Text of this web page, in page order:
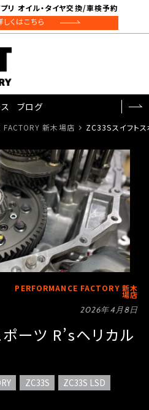
リ オイル・タイヤ交換/車検予約
しくはこちら
ブログ
FACTORY 新木場店 ZC33Sスイフト
PERFORMANCE FACTORY 新木
場店
2026年4月8日
ーツ R’sヘリカル
ZC33S
ZC33S LSD